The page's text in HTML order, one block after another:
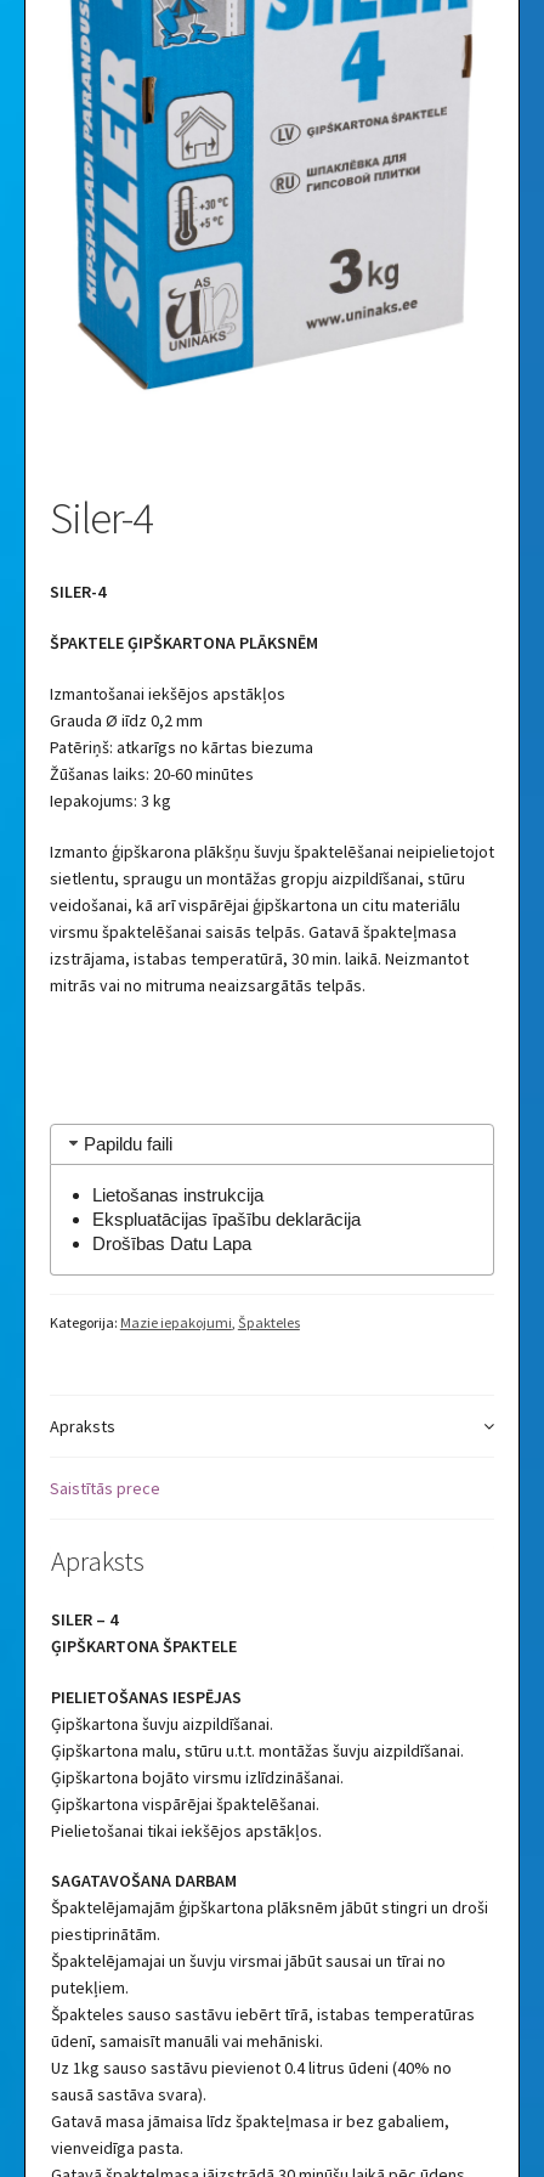
Videoklipi
Galerija
Siler-4
SILER-4
ŠPAKTELE ĢIPŠKARTONA PLĀKSNĒM
Izmantošanai iekšējos apstākļos
Grauda Ø iīdz 0,2 mm
Patēriņš: atkarīgs no kārtas biezuma
Žūšanas laiks: 20-60 minūtes
Iepakojums: 3 kg
Izmanto ģipškarona plākšņu šuvju špaktelēšanai neipielietojot
sietlentu, spraugu un montāžas gropju aizpildīšanai, stūru
veidošanai, kā arī vispārējai ģipškartona un citu materiālu
virsmu špaktelēšanai saisās telpās. Gatavā špakteļmasa
izstrājama, istabas temperatūrā, 30 min. laikā. Neizmantot
mitrās vai no mitruma neaizsargātās telpās.
Papildu faili
Lietošanas instrukcija
Ekspluatācijas īpašību deklarācija
Drošības Datu Lapa
Kategorija: Mazie iepakojumi Špakteles
Apraksts
Saistītās prece
Apraksts
SILER – 4
ĢIPŠKARTONA ŠPAKTELE
PIELIETOŠANAS IESPĒJAS
Ģipškartona šuvju aizpildīšanai.
Ģipškartona malu, stūru u.t.t. montāžas šuvju aizpildīšanai.
Ģipškartona bojāto virsmu izlīdzināšanai.
Ģipškartona vispārējai špaktelēšanai.
Pielietošanai tikai iekšējos apstākļos.
SAGATAVOŠANA DARBAM
Špaktelējamajām ģipškartona plāksnēm jābūt stingri un droši
piestiprinātām.
Špaktelējamajai un šuvju virsmai jābūt sausai un tīrai no
putekļiem.
Špakteles sauso sastāvu iebērt tīrā, istabas temperatūras
ūdenī, samaisīt manuāli vai mehāniski.
Uz 1kg sauso sastāvu pievienot 0.4 litrus ūdeni (40% no
sausā sastāva svara).
Gatavā masa jāmaisa līdz špakteļmasa ir bez gabaliem,
vienveidīga pasta.